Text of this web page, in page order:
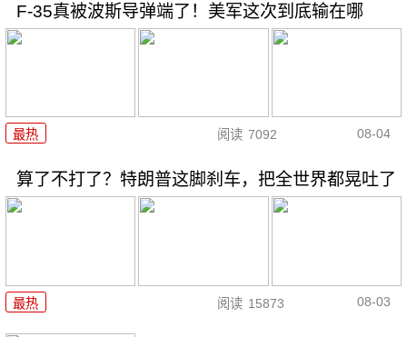
F-35真被波斯导弹端了！美军这次到底输在哪
最热 阅读 7092 08-04
算了不打了？特朗普这脚刹车，把全世界都晃吐了
最热 阅读 15873 08-03